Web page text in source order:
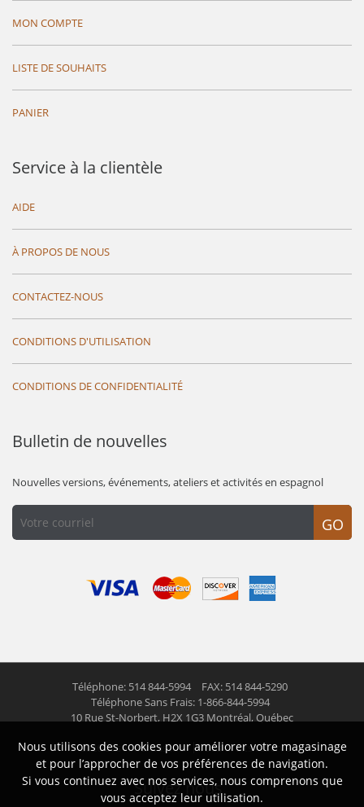
MON COMPTE
LISTE DE SOUHAITS
PANIER
Service à la clientèle
AIDE
À PROPOS DE NOUS
CONTACTEZ-NOUS
CONDITIONS D'UTILISATION
CONDITIONS DE CONFIDENTIALITÉ
Bulletin de nouvelles
Nouvelles versions, événements, ateliers et activités en espagnol
GO
Téléphone: 514 844-5994
FAX: 514 844-5290
Téléphone Sans Frais: 1-866-844-5994
10 Rue St-Norbert, H2X 1G3 Montréal, Québec
© 2026 Las Americas inc. Tous droits réservés
Suivez nous
Nous utilisons des cookies pour améliorer votre magasinage
et pour l’approcher de vos préférences de navigation.
Si vous continuez avec nos services, nous comprenons que
vous acceptez leur utilisation.